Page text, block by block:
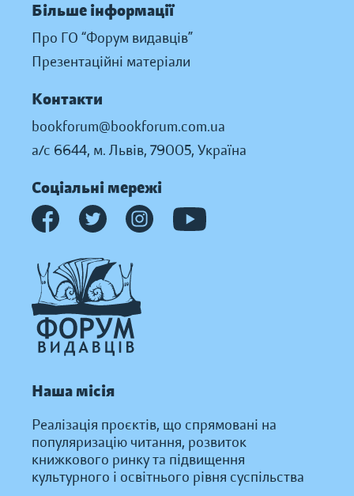
Більше інформації
Про ГО “Форум видавців”
Презентаційні матеріали
Контакти
bookforum@bookforum.com.ua
а/с 6644, м. Львів, 79005, Україна
Соціальні мережі
Наша місія
Реалізація проєктів, що спрямовані на
популяризацію читання, розвиток
книжкового ринку та підвищення
культурного і освітнього рівня суспільства